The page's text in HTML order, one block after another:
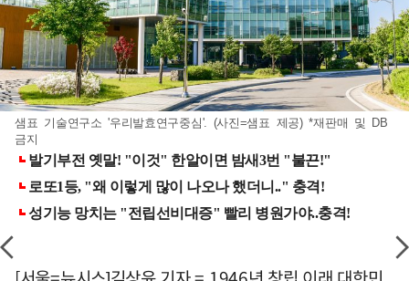
샘표 기술연구소 '우리발효연구중심'. (사진=샘표 제공) *재판매 및 DB
금지